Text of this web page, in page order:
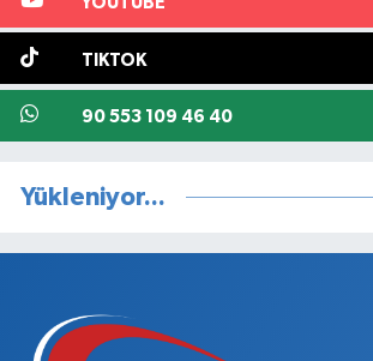
TIKTOK
90 553 109 46 40
Yükleniyor...